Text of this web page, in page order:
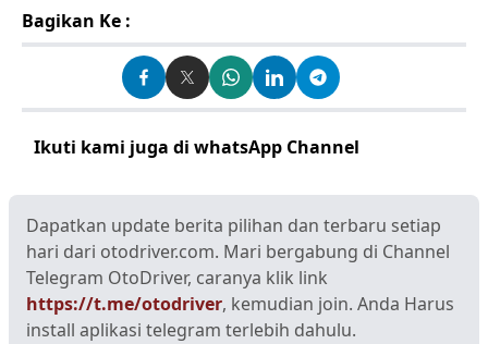
Bagikan Ke :
Ikuti kami juga di whatsApp Channel
Dapatkan update berita pilihan dan terbaru setiap
hari dari otodriver.com. Mari bergabung di Channel
Telegram OtoDriver, caranya klik link
https://t.me/otodriver, kemudian join. Anda Harus
install aplikasi telegram terlebih dahulu.